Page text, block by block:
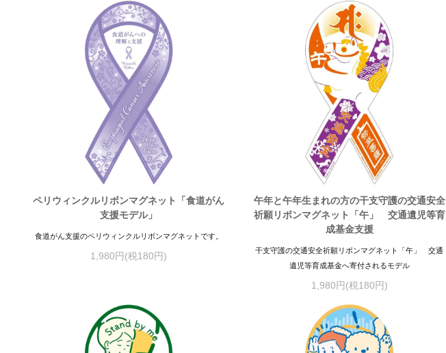
ペリウィンクルリボンマグネット「食道がん
支援モデル」
食道がん支援のペリウィンクルリボンマグネットです。
1,980円(税180円)
午年と午年生まれの方の干支守護の交通安全
祈願リボンマグネット「午」 交通遺児等育
成基金支援
干支守護の交通安全祈願リボンマグネット「午」 交通
遺児等育成基金へ寄付されるモデル
1,980円(税180円)